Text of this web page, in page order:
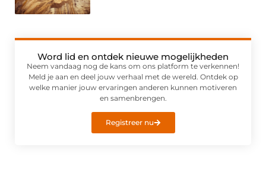
Word lid en ontdek nieuwe mogelijkheden
Neem vandaag nog de kans om ons platform te verkennen!
Meld je aan en deel jouw verhaal met de wereld. Ontdek op
welke manier jouw ervaringen anderen kunnen motiveren
en samenbrengen.
Registreer nu